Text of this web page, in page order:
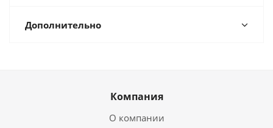
Дополнительно
Компания
О компании